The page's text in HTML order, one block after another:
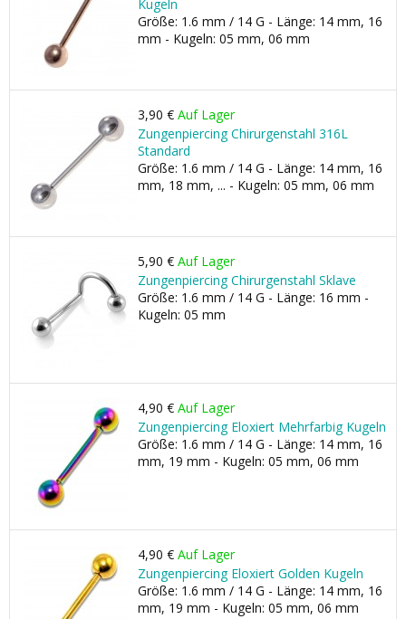
Kugeln
Größe: 1.6 mm / 14 G - Länge: 14 mm, 16
mm - Kugeln: 05 mm, 06 mm
3,90 € Auf Lager
Zungenpiercing Chirurgenstahl 316L
Standard
Größe: 1.6 mm / 14 G - Länge: 14 mm, 16
mm, 18 mm, ... - Kugeln: 05 mm, 06 mm
5,90 € Auf Lager
Zungenpiercing Chirurgenstahl Sklave
Größe: 1.6 mm / 14 G - Länge: 16 mm -
Kugeln: 05 mm
4,90 € Auf Lager
Zungenpiercing Eloxiert Mehrfarbig Kugeln
Größe: 1.6 mm / 14 G - Länge: 14 mm, 16
mm, 19 mm - Kugeln: 05 mm, 06 mm
4,90 € Auf Lager
Zungenpiercing Eloxiert Golden Kugeln
Größe: 1.6 mm / 14 G - Länge: 14 mm, 16
mm, 19 mm - Kugeln: 05 mm, 06 mm